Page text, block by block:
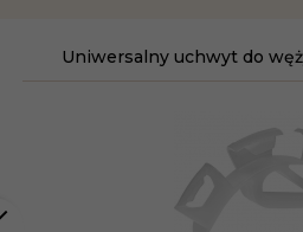
Uniwersalny uchwyt do